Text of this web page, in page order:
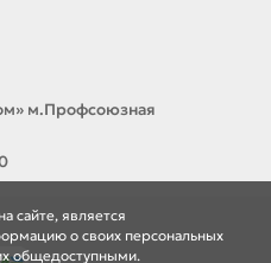
сайте, является
о своих персональных
общедоступными.
м.Профсоюзная